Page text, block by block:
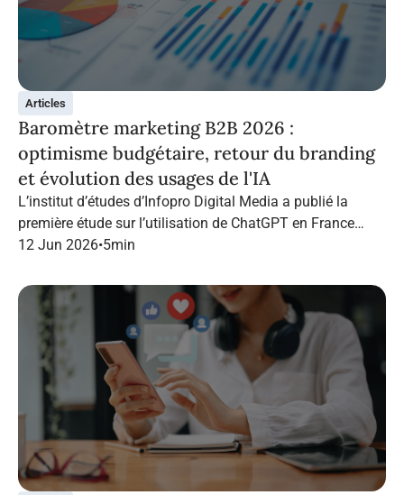
Articles
Baromètre marketing B2B 2026 :
optimisme budgétaire, retour du branding
et évolution des usages de l'IA
L’institut d’études d’Infopro Digital Media a publié la
première étude sur l’utilisation de ChatGPT en France
dans le marketing B2B.
12 Jun 2026•5min